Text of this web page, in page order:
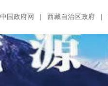
中国政府网 西藏自治区政府